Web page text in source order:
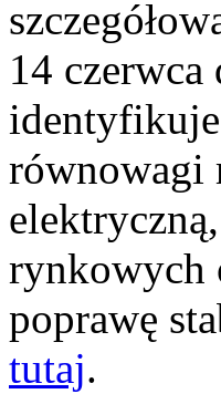
14
równowagi
rynkowych
poprawę
tutaj.